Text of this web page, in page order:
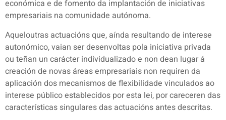
económica e de fomento da implantación de iniciativas
empresariais na comunidade autónoma.
Aqueloutras actuacións que, aínda resultando de interese
autonómico, vaian ser desenvoltas pola iniciativa privada
ou teñan un carácter individualizado e non dean lugar á
creación de novas áreas empresariais non requiren da
aplicación dos mecanismos de flexibilidade vinculados ao
interese público establecidos por esta lei, por careceren das
características singulares das actuacións antes descritas.